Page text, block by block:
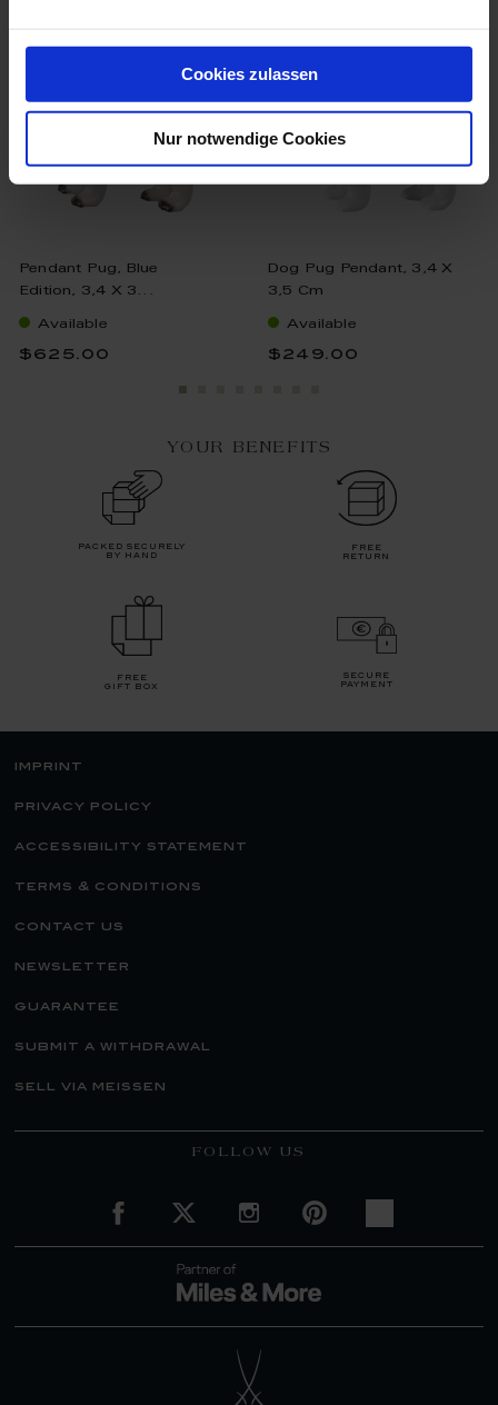
Cookies zulassen
Nur notwendige Cookies
Pendant Pug, Blue
Edition, 3,4 X 3...
Available
$625.00
Dog Pug Pendant, 3,4 X
3,5 Cm
Available
$249.00
YOUR BENEFITS
packed securely
by hand
free
return
free
gift box
secure
payment
imprint
privacy policy
accessibility statement
terms & conditions
contact us
newsletter
guarantee
submit a withdrawal
sell via meissen
FOLLOW US